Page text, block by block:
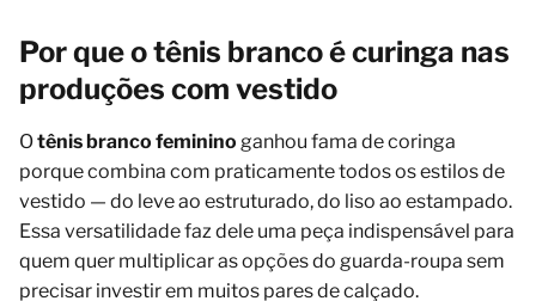
Por que o tênis branco é curinga nas
produções com vestido
Otênis branco feminino ganhou fama de coringa
porque combina com praticamente todos os estilos de
vestido — do leve ao estruturado, do liso ao estampado.
Essa versatilidade faz dele uma peça indispensável para
quem quer multiplicar as opções do guarda-roupa sem
precisar investir em muitos pares de calçado.